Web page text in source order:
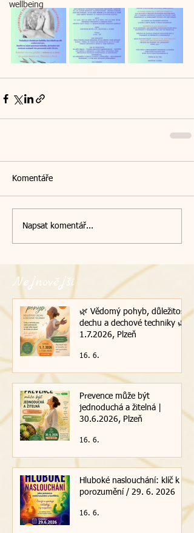
wellbeing
Komentáře
Napsat komentář...
Nejnovější
🌿 Vědomý pohyb, důležitost
dechu a dechové techniky 🌿|
1.7.2026, Plzeň
16. 6.
Prevence může být
jednoduchá a žitelná |
30.6.2026, Plzeň
16. 6.
Hluboké naslouchání: klíč k
porozumění / 29. 6. 2026
16. 6.